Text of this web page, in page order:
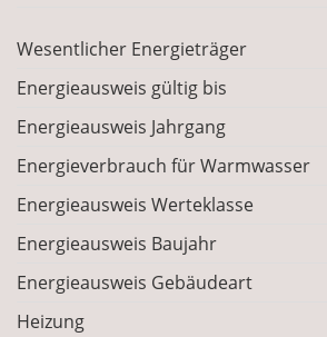
Wesentlicher Energieträger
Energieausweis gültig bis
Energieausweis Jahrgang
Energieverbrauch für Warmwasser
Energieausweis Werteklasse
Energieausweis Baujahr
Energieausweis Gebäudeart
Heizung